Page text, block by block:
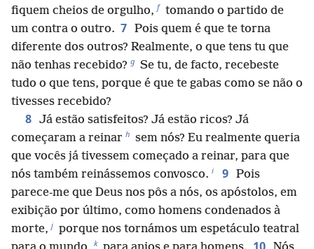
fiquem cheios de orgulho, f tomando o partido de
um contra o outro. 7 Pois quem é que te torna
diferente dos outros? Realmente, o que tens tu que
não tenhas recebido? g Se tu, de facto, recebeste
tudo o que tens, porque é que te gabas como se não o
tivesses recebido?
8 Já estão satisfeitos? Já estão ricos? Já
começaram a reinar h sem nós? Eu realmente queria
que vocês já tivessem começado a reinar, para que
nós também reinássemos convosco. i 9 Pois
parece-me que Deus nos pôs a nós, os apóstolos, em
exibição por último, como homens condenados à
morte, j porque nos tornámos um espetáculo teatral
k